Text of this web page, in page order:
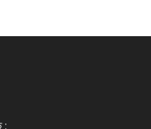
: